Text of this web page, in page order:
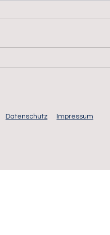
Datenschutz Impressum